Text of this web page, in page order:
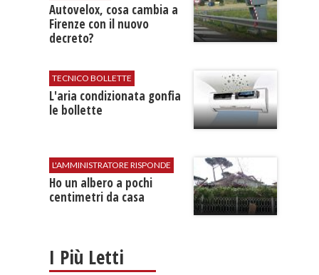
Autovelox, cosa cambia a
Firenze con il nuovo
decreto?
TECNICO BOLLETTE
L'​aria condizionata gonfia
le bollette
L'AMMINISTRATORE RISPONDE
Ho un albero a pochi
centimetri da casa
I Più Letti